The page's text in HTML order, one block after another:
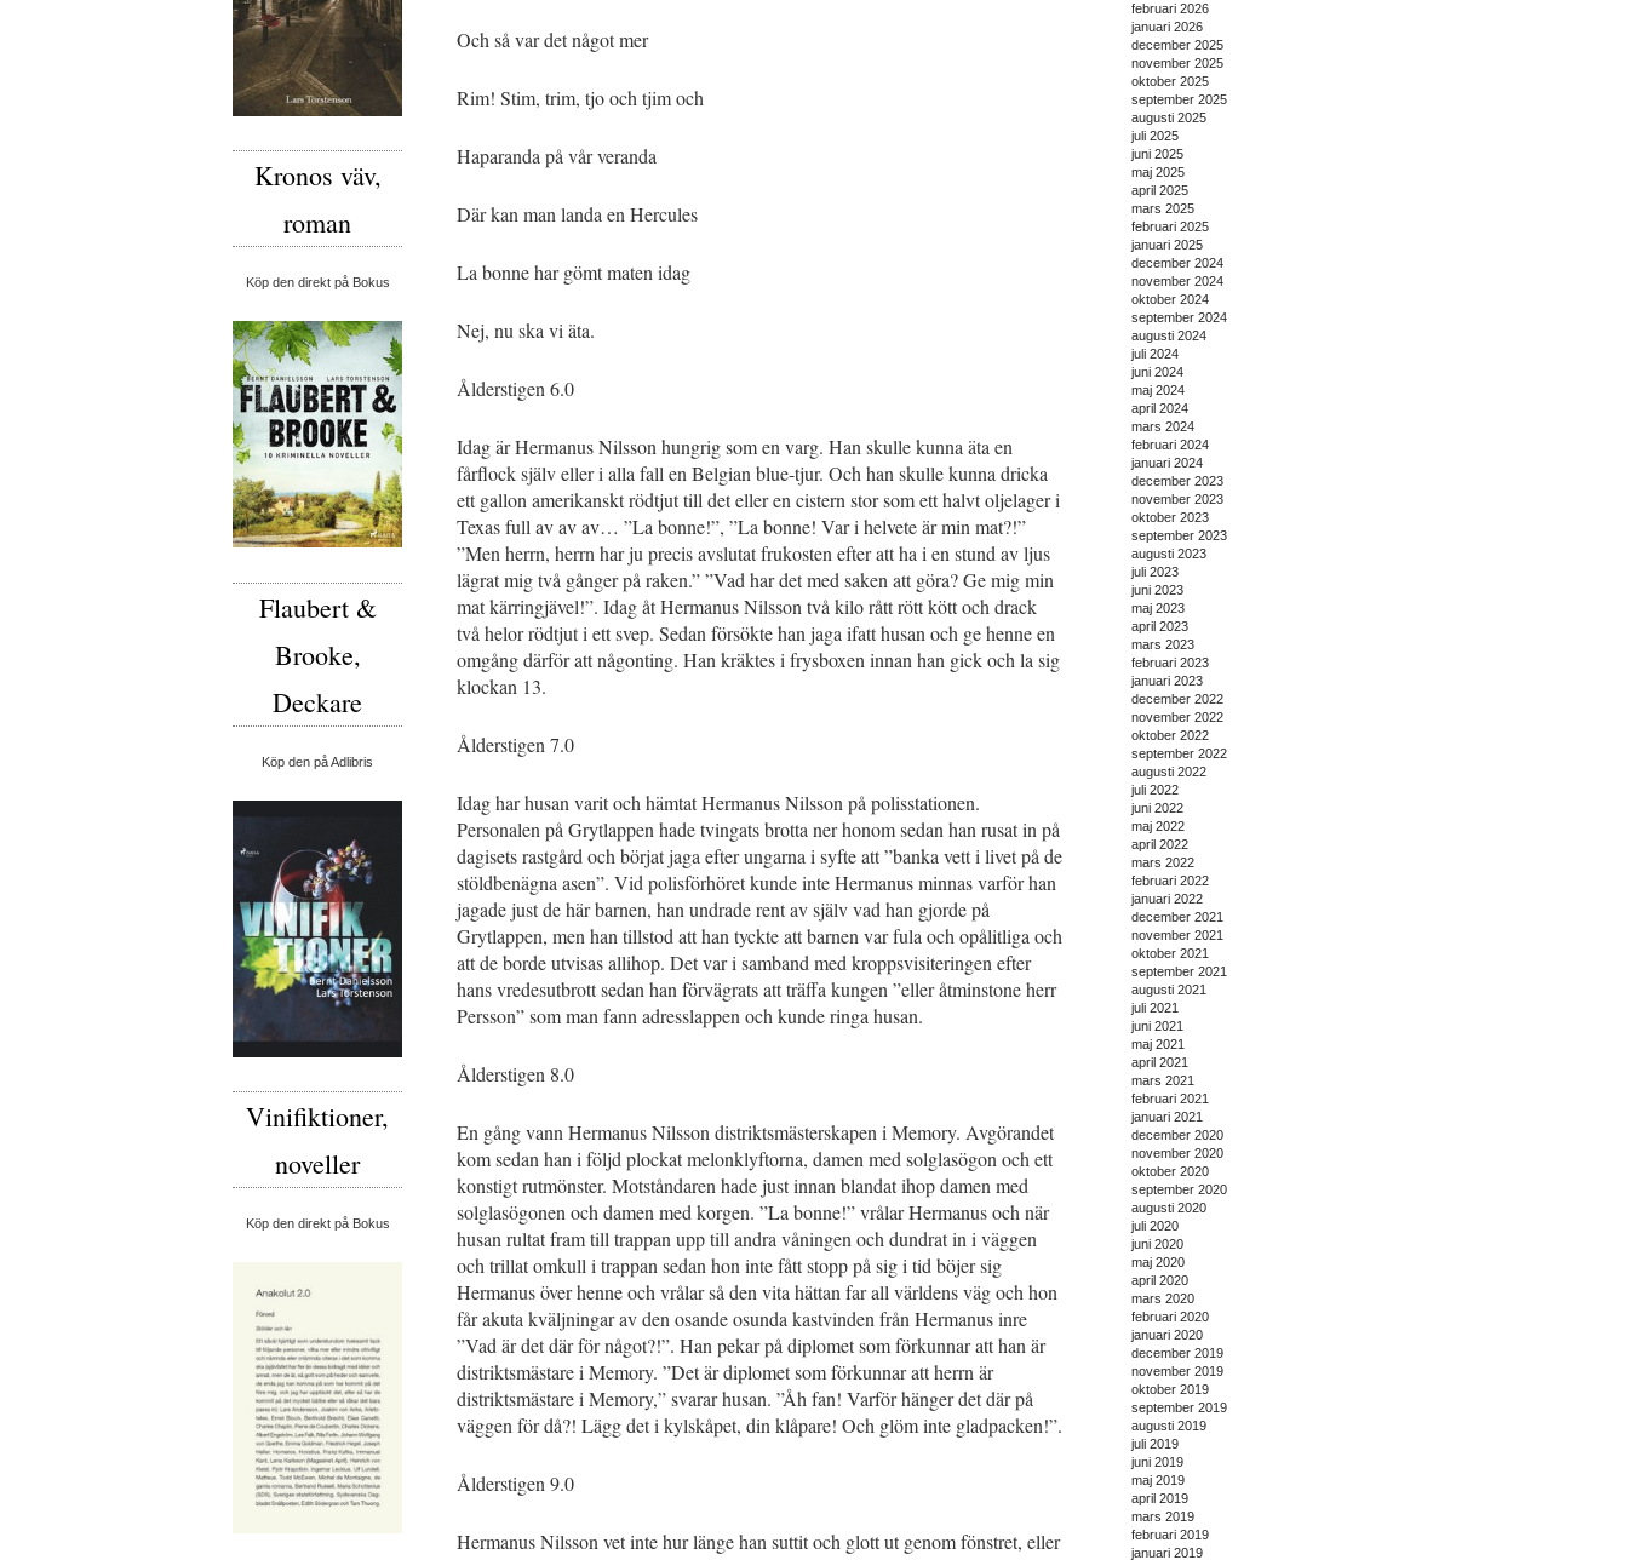
Och så var det något mer
Rim! Stim, trim, tjo och tjim och
Haparanda på vår veranda
Där kan man landa en Hercules
La bonne har gömt maten idag
Nej, nu ska vi äta.
Ålderstigen 6.0
Idag är Hermanus Nilsson hungrig som en varg. Han skulle kunna äta en
fårflock själv eller i alla fall en Belgian blue-tjur. Och han skulle kunna dricka
ett gallon amerikanskt rödtjut till det eller en cistern stor som ett halvt oljelager i
Texas full av av av… ”La bonne!”, ”La bonne! Var i helvete är min mat?!”
”Men herrn, herrn har ju precis avslutat frukosten efter att ha i en stund av ljus
lägrat mig två gånger på raken.” ”Vad har det med saken att göra? Ge mig min
mat kärringjävel!”. Idag åt Hermanus Nilsson två kilo rått rött kött och drack
två helor rödtjut i ett svep. Sedan försökte han jaga ifatt husan och ge henne en
omgång därför att någonting. Han kräktes i frysboxen innan han gick och la sig
klockan 13.
Ålderstigen 7.0
Idag har husan varit och hämtat Hermanus Nilsson på polisstationen.
Personalen på Grytlappen hade tvingats brotta ner honom sedan han rusat in på
dagisets rastgård och börjat jaga efter ungarna i syfte att ”banka vett i livet på de
stöldbenägna asen”. Vid polisförhöret kunde inte Hermanus minnas varför han
jagade just de här barnen, han undrade rent av själv vad han gjorde på
Grytlappen, men han tillstod att han tyckte att barnen var fula och opålitliga och
att de borde utvisas allihop. Det var i samband med kroppsvisiteringen efter
hans vredesutbrott sedan han förvägrats att träffa kungen ”eller åtminstone herr
Persson” som man fann adresslappen och kunde ringa husan.
Ålderstigen 8.0
En gång vann Hermanus Nilsson distriktsmästerskapen i Memory. Avgörandet
kom sedan han i följd plockat melonklyftorna, damen med solglasögon och ett
konstigt rutmönster. Motståndaren hade just innan blandat ihop damen med
solglasögonen och damen med korgen. ”La bonne!” vrålar Hermanus och när
husan rultat fram till trappan upp till andra våningen och dundrat in i väggen
och trillat omkull i trappan sedan hon inte fått stopp på sig i tid böjer sig
Hermanus över henne och vrålar så den vita hättan far all världens väg och hon
får akuta kväljningar av den osande osunda kastvinden från Hermanus inre
”Vad är det där för något?!”. Han pekar på diplomet som förkunnar att han är
distriktsmästare i Memory. ”Det är diplomet som förkunnar att herrn är
distriktsmästare i Memory,” svarar husan. ”Åh fan! Varför hänger det där på
väggen för då?! Lägg det i kylskåpet, din klåpare! Och glöm inte gladpacken!”.
Ålderstigen 9.0
Hermanus Nilsson vet inte hur länge han suttit och glott ut genom fönstret, eller
februari 2026
januari 2026
december 2025
november 2025
oktober 2025
september 2025
augusti 2025
juli 2025
juni 2025
maj 2025
april 2025
mars 2025
februari 2025
januari 2025
december 2024
november 2024
oktober 2024
september 2024
augusti 2024
juli 2024
juni 2024
maj 2024
april 2024
mars 2024
februari 2024
januari 2024
december 2023
november 2023
oktober 2023
september 2023
augusti 2023
juli 2023
juni 2023
maj 2023
april 2023
mars 2023
februari 2023
januari 2023
december 2022
november 2022
oktober 2022
september 2022
augusti 2022
juli 2022
juni 2022
maj 2022
april 2022
mars 2022
februari 2022
januari 2022
december 2021
november 2021
oktober 2021
september 2021
augusti 2021
juli 2021
juni 2021
maj 2021
april 2021
mars 2021
februari 2021
januari 2021
december 2020
november 2020
oktober 2020
september 2020
augusti 2020
juli 2020
juni 2020
maj 2020
april 2020
mars 2020
februari 2020
januari 2020
december 2019
november 2019
oktober 2019
september 2019
augusti 2019
juli 2019
juni 2019
maj 2019
april 2019
mars 2019
februari 2019
januari 2019
Kronos väv,
roman
Köp den direkt på Bokus
Flaubert &
Brooke,
Deckare
Köp den på Adlibris
Vinifiktioner,
noveller
Köp den direkt på Bokus